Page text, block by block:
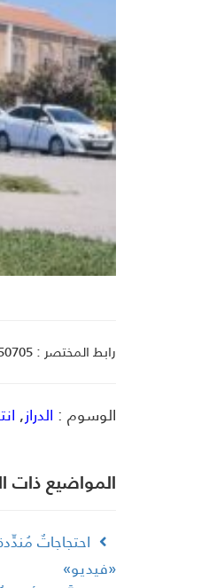
رابط المختصر : manamapost.com/?p=2019150705
الوسوم : الدراز,
المواضیع ذات
احتجاجاتٌ
«فيديو»